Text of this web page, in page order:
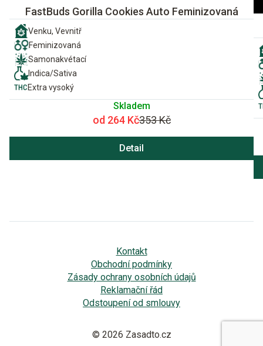
FastBuds Gorilla Cookies Auto Feminizovaná
Venku, Vevnitř
Feminizovaná
Samonakvétací
Indica/Sativa
Extra vysoký
Skladem
od 264 Kč353 Kč
Detail
Kontakt
Obchodní podmínky
Zásady ochrany osobních údajů
Reklamační řád
Odstoupení od smlouvy
© 2026 Zasadto.cz